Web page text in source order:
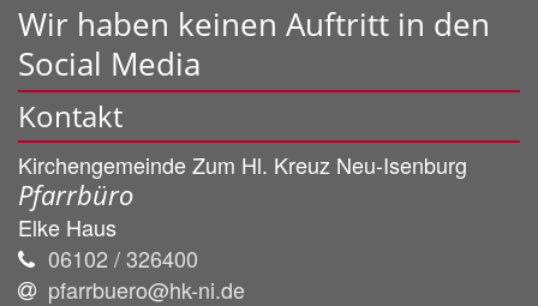
Wir haben keinen Auftritt in den
Social Media
Kontakt
Kirchengemeinde Zum Hl. Kreuz Neu-Isenburg
Pfarrbüro
Elke Haus
06102 / 326400
pfarrbuero@hk-ni.de